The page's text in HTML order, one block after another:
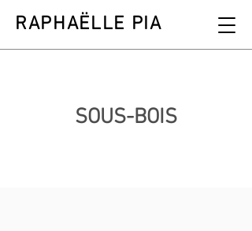
RAPHAËLLE PIA
SOUS-BOIS